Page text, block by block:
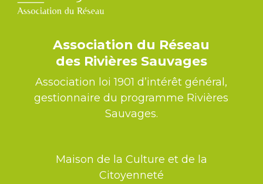
Association du Réseau
des Rivières Sauvages
Association loi 1901 d’intérêt général,
gestionnaire du programme Rivières
Sauvages.
Maison de la Culture et de la
Citoyenneté